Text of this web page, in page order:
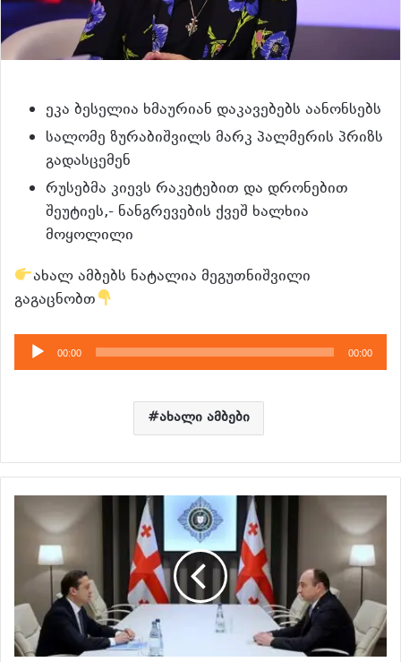
ეკა ბესელია ხმაურიან დაკავებებს აანონსებს
სალომე ზურაბიშვილს მარკ პალმერის პრიზს
გადასცემენ
რუსებმა კიევს რაკეტებით და დრონებით
შეუტიეს,- ნანგრევების ქვეშ ხალხია
მოყოლილი
ახალ ამბებს ნატალია მეგუთნიშვილი
გაგაცნობთ
აუდიო
დამკვრელი
00:00 00:00
ახალი ამბები